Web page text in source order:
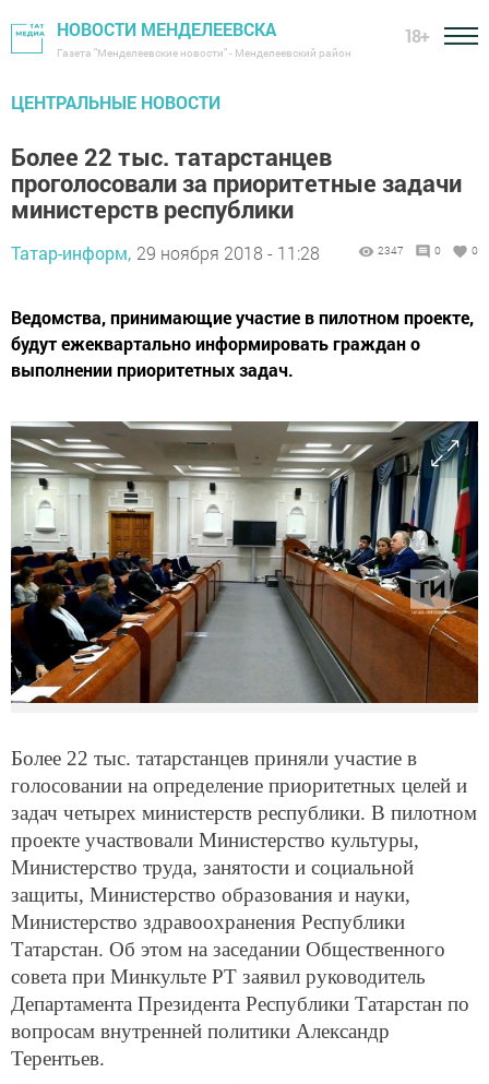
НОВОСТИ МЕНДЕЛЕЕВСКА
Газета "Менделеевские новости" - Менделеевский район
18+
ЦЕНТРАЛЬНЫЕ НОВОСТИ
Более 22 тыс. татарстанцев
проголосовали за приоритетные задачи
министерств республики
Татар-информ, 29 ноября 2018 - 11:28 2347 0 0
Ведомства, принимающие участие в пилотном проекте,
будут ежеквартально информировать граждан о
выполнении приоритетных задач.
Более 22 тыс. татарстанцев приняли участие в
голосовании на определение приоритетных целей и
задач четырех министерств республики. В пилотном
проекте участвовали Министерство культуры,
Министерство труда, занятости и социальной
защиты, Министерство образования и науки,
Министерство здравоохранения Республики
Татарстан. Об этом на заседании Общественного
совета при Минкульте РТ заявил руководитель
Департамента Президента Республики Татарстан по
вопросам внутренней политики Александр
Терентьев.